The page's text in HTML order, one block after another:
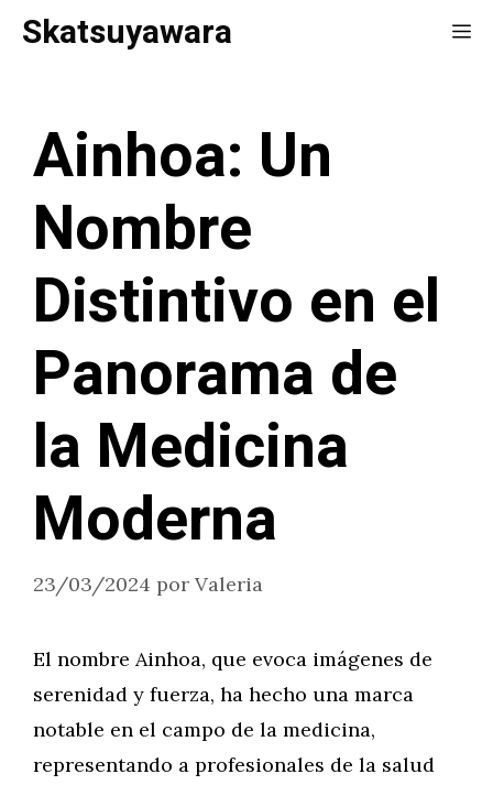
SaltarSkatsuyawara
Ainhoa: Un
Nombre
Distintivo en el
Panorama de
la Medicina
Moderna
23/03/2024 por Valeria
El nombre Ainhoa, que evoca imágenes de
serenidad y fuerza, ha hecho una marca
notable en el campo de la medicina,
representando a profesionales de la salud